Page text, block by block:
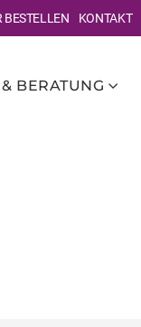
BESTELLEN KONTAKT
BERATUNG